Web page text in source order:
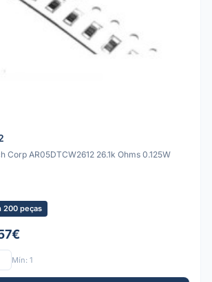
Corp AR05DTCW2612 26.1k Ohms 0.125W
200 peças
Mín: 1